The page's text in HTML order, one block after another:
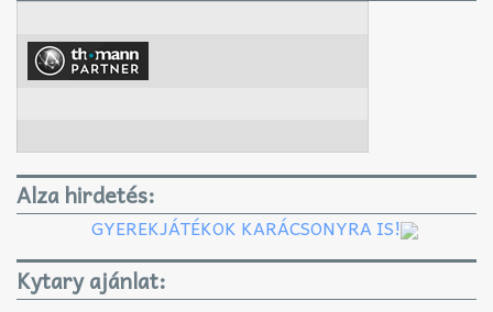
Alza hirdetés:
GYEREKJÁTÉKOK KARÁCSONYRA IS!
Kytary ajánlat: